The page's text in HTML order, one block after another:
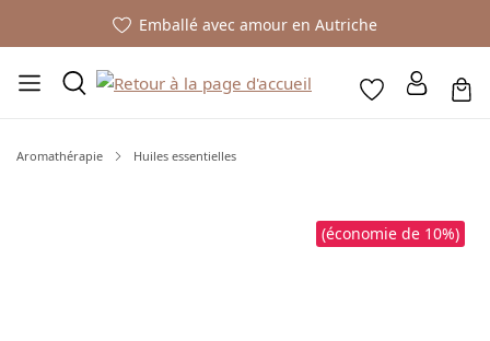
Emballé avec amour en Autriche
Aromathérapie Huiles essentielles
(économie de 10%)